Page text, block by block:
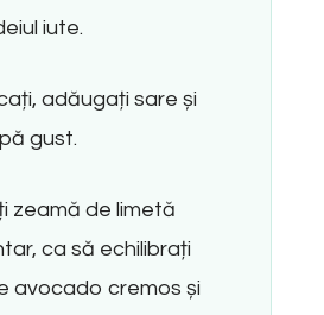
iute.
adăugați sare și
gust.
zeamă de limetă
ca să echilibrați
avocado cremos și